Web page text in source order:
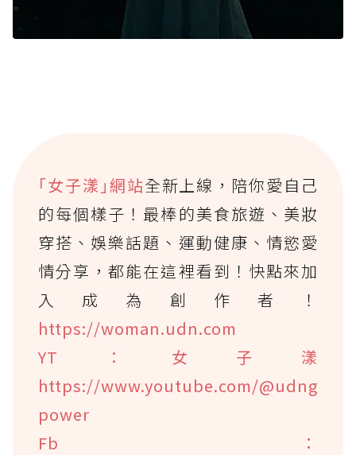
｢女子漾｣網站全新上線，陪你愛自己
的每個樣子！最棒的美食旅遊、美妝
穿搭、娛樂話題、運動健康、情慾愛
情分享，都能在這裡看到！快點來加
入成為創作者！
https://woman.udn.com
YT：女子漾
https://www.youtube.com/@udng
power
Fb：